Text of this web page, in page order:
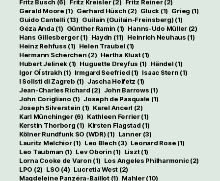
Fritz Busch (6) Fritz Kreisler(2) Fritz Reiner(2)
Gerald Moore (1) Gerhard Hüsch (2) Gluck (1) Grieg (1)
Guido Cantelli (13) Guilain (Guilain-Freinsberg) (1)
Géza Anda (1) Günther Ramin (1) Hanns-Udo Müller (2)
Hans Gillesberger(1) Haydn (11) Heinrich Neuhaus (1)
Heinz Rehfuss (1) Helen Traubel (1)
Hermann Scherchen (2) Hertha Klust(1)
Hubert Jelinek (1) Huguette Dreyfus (1) Händel (1)
Igor OÏstrakh (1) Irmgard Seefried (1) Isaac Stern (1)
I Solisti di Zagreb (1) Jascha Heifetz (1)
Jean-Charles Richard (2) John Barrows (1)
John Corigliano (1) Joseph de Pasquale (1)
Joseph Silverstein (1) Karel Ancerl (2)
Karl Münchinger(6) Kathleen Ferrier(1)
Kerstin Thorborg (1) Kirsten Flagstad (1)
Kölner Rundfunk SO (WDR) (1) Lanner (3)
Lauritz Melchior(1) Leo Blech (3) Leonard Rose (1)
Leo Taubman (1) Lev Oborin (1) Liszt(1)
Lorna Cooke de Varon (1) Los Angeles Philharmonic(2)
LPO (2) LSO (4) Lucretia West (2)
Magdeleine Panzéra-Baillot(1) Mahler(10)